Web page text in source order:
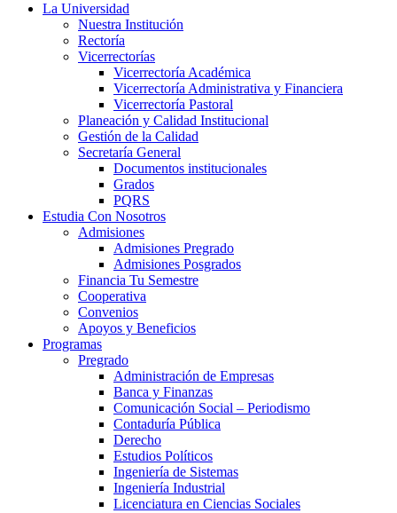
La Universidad
Nuestra Institución
Rectoría
Vicerrectorías
Vicerrectoría Académica
Vicerrectoría Administrativa y Financiera
Vicerrectoría Pastoral
Planeación y Calidad Institucional
Gestión de la Calidad
Secretaría General
Documentos institucionales
Grados
PQRS
Estudia Con Nosotros
Admisiones
Admisiones Pregrado
Admisiones Posgrados
Financia Tu Semestre
Cooperativa
Convenios
Apoyos y Beneficios
Programas
Pregrado
Administración de Empresas
Banca y Finanzas
Comunicación Social – Periodismo
Contaduría Pública
Derecho
Estudios Políticos
Ingeniería de Sistemas
Ingeniería Industrial
Licenciatura en Ciencias Sociales